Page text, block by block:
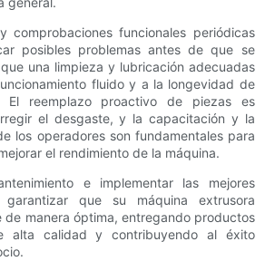
comprobaciones funcionales periódicas
posibles problemas antes de que se
una limpieza y lubricación adecuadas
fluido y a la longevidad de
El reemplazo proactivo de piezas es
el desgaste, y la capacitación y la
los operadores son fundamentales para
el rendimiento de la máquina.
e implementar las mejores
garantizar que su máquina extrusora
de manera óptima, entregando productos
alta calidad y contribuyendo al éxito